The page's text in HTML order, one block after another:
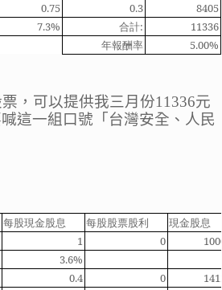
0.75 0.3 8405
7.3% 合計: 11336
年報酬率 5.00%
，可以提供我三月份11336元
這一組口號「台灣安全、人民
每股現金股息 每股股票股利 現金股息
1 0 1000
3.6%
0.4 0 1412